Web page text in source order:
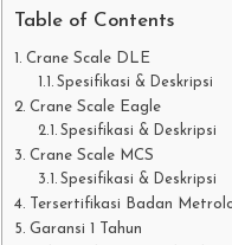
Table of Contents
Crane Scale DLE
Spesifikasi & Deskripsi
Crane Scale Eagle
Spesifikasi & Deskripsi
Crane Scale MCS
Spesifikasi & Deskripsi
Tersertifikasi Badan
Garansi 1 Tahun